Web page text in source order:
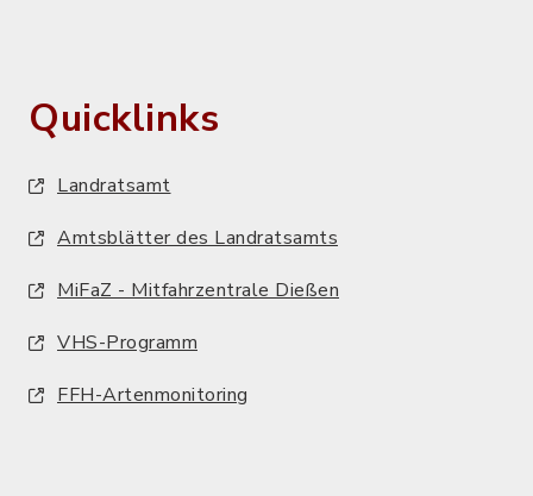
Quicklinks
Landratsamt
Amtsblätter des Landratsamts
MiFaZ - Mitfahrzentrale Dießen
VHS-Programm
FFH-Artenmonitoring